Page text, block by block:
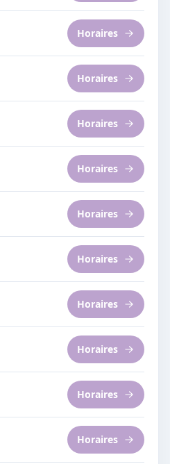
Horaires
Horaires
Horaires
Horaires
Horaires
Horaires
Horaires
Horaires
Horaires
Horaires